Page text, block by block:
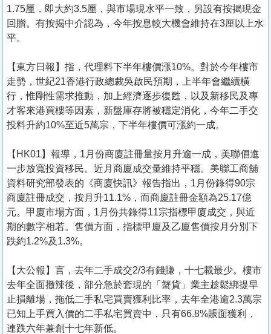
關
於
我
們
1.75厘，即大約3.5厘，與市場現水平一致，另設有按揭現金
回贈。有按揭中介認為，今年按息較大機會維持在3厘以上水
平。
【東方日報】指，代理料下半年樓價漲10%。對於今年樓市
走勢，世紀21香港行政總裁吳啟民預期，上半年會繼續橫
行，惟剛性需求推動，加上經濟逐步復甦，以及新移民及專
才客來港買樓等因素，新盤庫存將被穩定消化，今年二手交
投料升約10%至近5萬宗，下半年樓價可漲約一成。
【HK01】報導，1月份商廈註冊量按月升逾一成，美聯倡進
一步放寬投資移民。近月商廈成交量維持平穩。美聯工商舖
資料研究部發表的《商廈快訊》報告指出，1月份錄得90宗
商廈註冊成交，按月升11.1%，而商廈註冊金額為25.17億
元。甲廈市場方面，1月份共錄得11宗指標甲廈成交，與近
期的數字相若。售價方面，指標甲廈及乙廈售價按月分別下
跌約1.2%及1.3%。
【大公報】言，去年二手成交2/3有錢賺，十七載最少。樓市
去年全面撤辣後，部分急於套現的「蟹貨」業主趁鬆綁提早
止損離場，拖低二手私宅買賣獲利比率，去年全港逾2.3萬宗
已知上手買入價的二手私宅買賣中，只有66.8%賬面獲利，
連跌六年兼創十七年新低。